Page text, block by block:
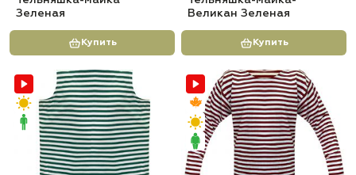
Зеленая
Купить
Великан Зеленая
Купить